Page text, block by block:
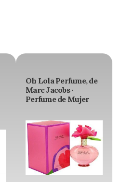
Oh Lola Perfume, de
Marc Jacobs ·
Perfume de Mujer